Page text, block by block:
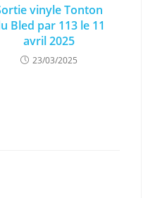
vinyle Tonton
Bled par 113 le 11
avril 2025
23/03/2025